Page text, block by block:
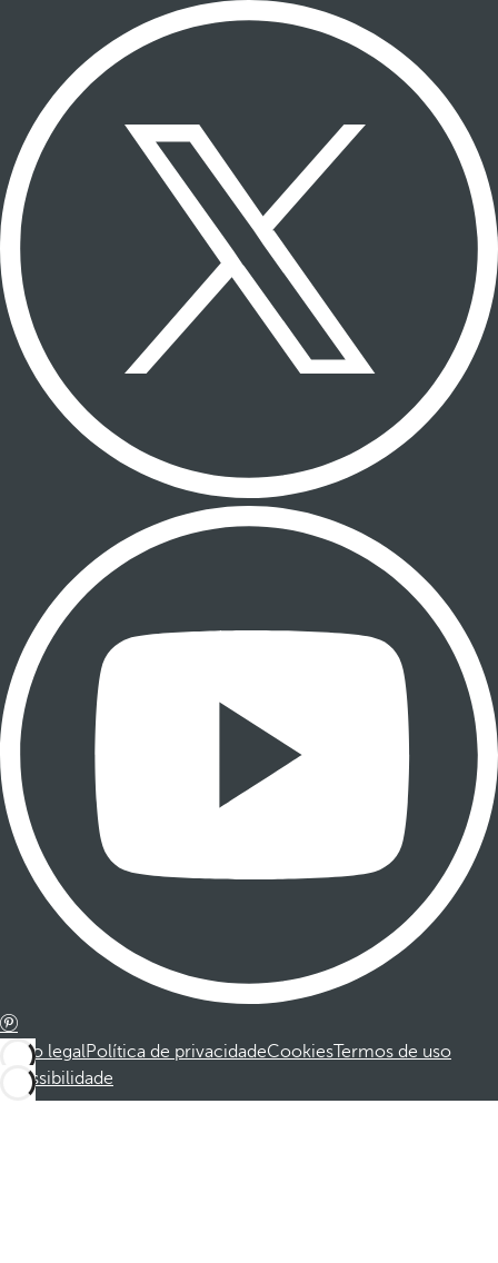
Aviso legalPolítica de privacidadeCookiesTermos de uso
Acessibilidade